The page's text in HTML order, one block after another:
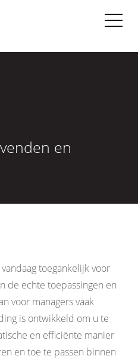
en
toegankelijk voor
de echte toepassingen en
voor managers vaak
is ontwikkeld om u te
en efficiënte manier
en toe te passen binnen